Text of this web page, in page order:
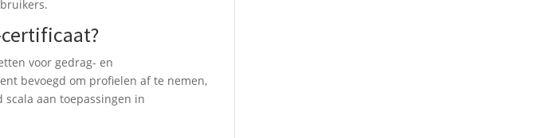
certificaat?
voor gedrag- en
bevoegd om profielen af te nemen,
aan toepassingen in